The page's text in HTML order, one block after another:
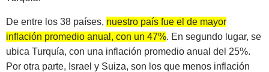
De entre los 38 países, nuestro país fue el de mayor
inflación promedio anual, con un 47%. En segundo lugar, se
ubica Turquía, con una inflación promedio anual del 25%.
Por otra parte, Israel y Suiza, son los que menos inflación